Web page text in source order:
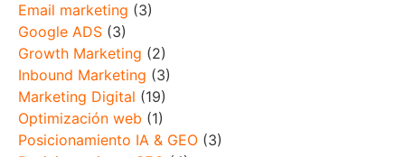
Email marketing (3)
Google ADS (3)
Growth Marketing (2)
Inbound Marketing (3)
Marketing Digital (19)
Optimización web (1)
Posicionamiento IA & GEO (3)